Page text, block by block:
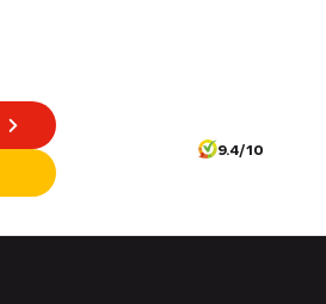
9.4/10